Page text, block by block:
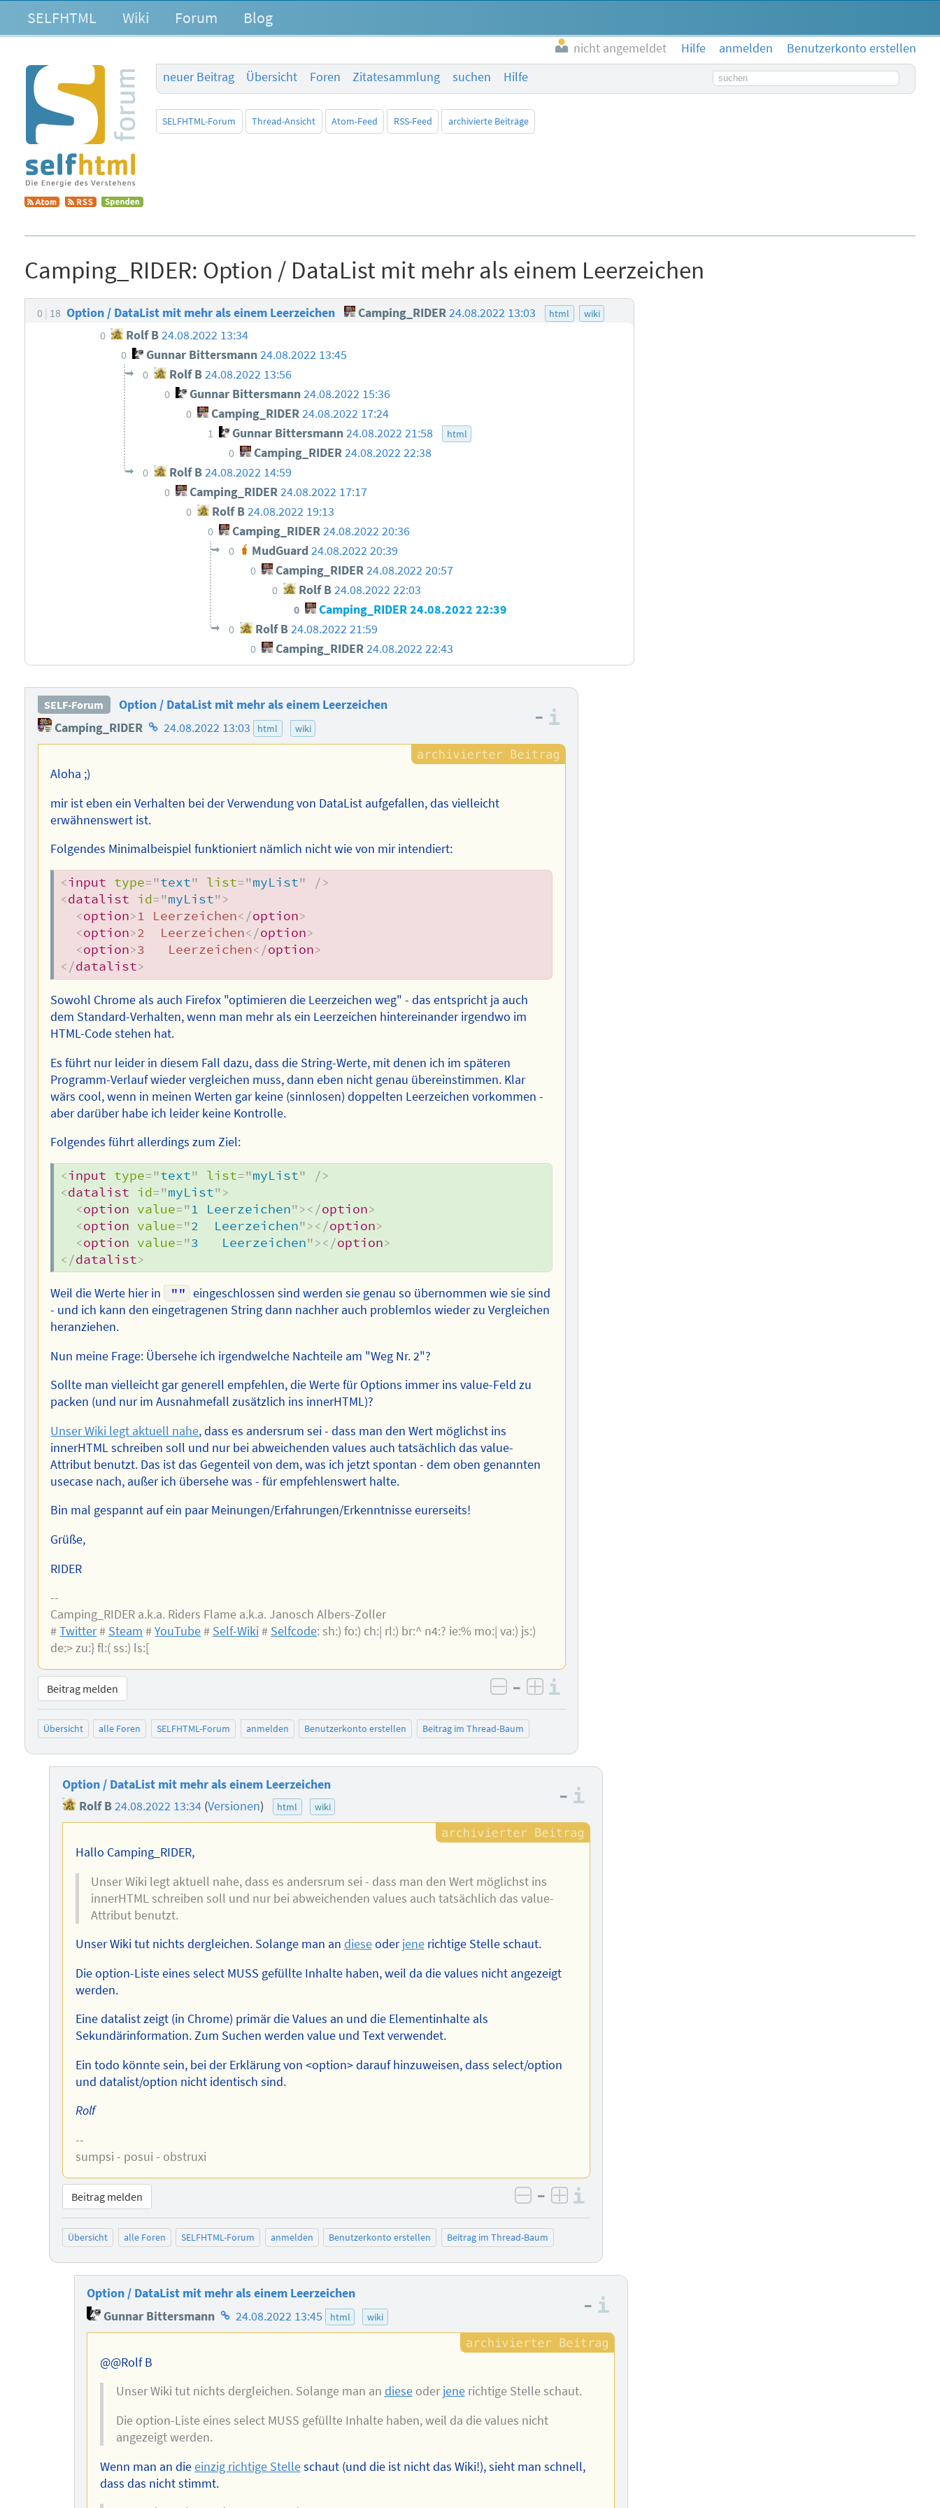
SELFHTML Wiki Forum Blog
nicht angemeldet Hilfe anmelden
Benutzerkonto erstellen
neuer Beitrag
Übersicht Foren Zitatesammlung suchen Hilfe Suchbegriff
SELFHTML-Forum Thread-Ansicht Atom-Feed RSS-Feed archivierte Beiträge
Camping_RIDER: Option / DataList mit mehr als einem Leerzeichen
0 18 Option / DataList mit mehr als einem Leerzeichen Camping_RIDER24.08.2022 13:03 html wiki
0 Rolf B24.08.2022 13:34
0 Gunnar Bittersmann24.08.2022 13:45
0 Rolf B24.08.2022 13:56
0 Gunnar Bittersmann24.08.2022 15:36
0 Camping_RIDER 24.08.2022 17:24
1 Gunnar Bittersmann24.08.2022 21:58 html
0 Camping_RIDER24.08.2022 22:38
0 Rolf B24.08.2022 14:59
0 Camping_RIDER24.08.2022 17:17
0 Rolf B24.08.2022 19:13
0 Camping_RIDER24.08.2022 20:36
0 MudGuard 24.08.2022 20:39
0 Camping_RIDER24.08.2022 20:57
0 Rolf B 24.08.2022 22:03
0 Camping_RIDER24.08.2022 22:39
0 Rolf B24.08.2022 21:59
0 Camping_RIDER24.08.2022 22:43
SELF-Forum
Option / DataList mit mehr als einem Leerzeichen
Camping_RIDER Homepage
des
24.08.2022 13:03 html wiki
–
Aloha ;)
mir ist eben ein Verhalten bei der Verwendung von DataList aufgefallen, das vielleicht
erwähnenswert ist.
Folgendes Minimalbeispiel funktioniert nämlich nicht wie von mir intendiert:
<input type="text" list="myList"
/>
<datalist id="myList">
<option>1 Leerzeichen</option>
<option>2  Leerzeichen</option>
<option>3   Leerzeichen</option>
</datalist>
Sowohl Chrome als auch Firefox "optimieren die Leerzeichen weg" - das entspricht ja auch
dem Standard-Verhalten, wenn man mehr als ein Leerzeichen hintereinander irgendwo im
HTML-Code stehen hat.
Es führt nur leider in diesem Fall dazu, dass die String-Werte, mit denen ich im späteren
Programm-Verlauf wieder vergleichen muss, dann eben nicht genau übereinstimmen. Klar
wärs cool, wenn in meinen Werten gar keine (sinnlosen) doppelten Leerzeichen vorkommen -
aber darüber habe ich leider keine Kontrolle.
Folgendes führt allerdings zum Ziel:
<input type="text" list="myList"
/>
<datalist id="myList">
<option value="1 Leerzeichen"></option>
<option value="2  Leerzeichen"></option>
<option value="3   Leerzeichen"></option>
</datalist>
Weil die Werte hier in "" eingeschlossen sind werden sie genau so übernommen wie sie sind
- und ich kann den eingetragenen String dann nachher auch problemlos wieder zu Vergleichen
heranziehen.
Nun meine Frage: Übersehe ich irgendwelche Nachteile am "Weg Nr. 2"?
Sollte man vielleicht gar generell empfehlen, die Werte für Options immer ins value-Feld zu
packen (und nur im Ausnahmefall zusätzlich ins innerHTML)?
Unser Wiki legt aktuell nahe, dass es andersrum sei - dass man den Wert möglichst ins
innerHTML schreiben soll und nur bei abweichenden values auch tatsächlich das value-
Attribut benutzt. Das ist das Gegenteil von dem, was ich jetzt spontan - dem oben genannten
usecase nach, außer ich übersehe was - für empfehlenswert halte.
Bin mal gespannt auf ein paar Meinungen/Erfahrungen/Erkenntnisse eurerseits!
Grüße,
RIDER
--
Camping_RIDER a.k.a. Riders Flame a.k.a. Janosch Albers-Zoller
#Twitter# Steam #YouTube# Self-Wiki# Selfcode: sh:) fo:) ch:| rl:) br:^ n4:? ie:% mo:| va:) js:)
de:> zu:} fl:( ss:) ls:[
Beitrag melden negativ bewerten
– positiv bewerten
Übersicht alle Foren SELFHTML-Forum anmelden Benutzerkonto erstellen Beitrag im Thread-Baum
Option / DataList mit mehr als einem Leerzeichen
Rolf B24.08.2022 13:34 (Versionen) html wiki
–
Hallo Camping_RIDER,
Unser Wiki legt aktuell nahe, dass es andersrum sei - dass man den Wert möglichst ins
innerHTML schreiben soll und nur bei abweichenden values auch tatsächlich das value-
Attribut benutzt.
Unser Wiki tut nichts dergleichen. Solange man an dieseoderjenerichtige Stelle schaut.
Die option-Liste eines select MUSS gefüllte Inhalte haben, weil da die values nicht angezeigt
werden.
Eine datalist zeigt (in Chrome) primär die Values an und die Elementinhalte als
Sekundärinformation. Zum Suchen werden value und Text verwendet.
Ein todo könnte sein, bei der Erklärung von <option> darauf hinzuweisen, dass select/option
und datalist/option nicht identisch sind.
Rolf
--
sumpsi - posui - obstruxi
Beitrag melden negativ bewerten
– positiv bewerten
Übersicht alle Foren SELFHTML-Forum anmelden Benutzerkonto erstellen Beitrag im Thread-Baum
Option / DataList mit mehr als einem Leerzeichen
Gunnar Bittersmann Homepage
des
24.08.2022 13:45 html wiki
–
@@Rolf B
Unser Wiki tut nichts dergleichen. Solange man an dieseoder jenerichtige Stelle schaut.
Die option-Liste eines select MUSS gefüllte Inhalte haben, weil da die values nicht
angezeigt werden.
Wenn man an dieeinzig richtige Stelleschaut (und die ist nicht das Wiki!), sieht man schnell,
dass das nicht stimmt.